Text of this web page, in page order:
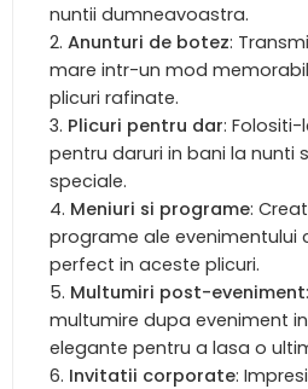
nuntii dumneavoastra.
Anunturi de botez:
mare intr-un mod
plicuri rafinate.
Plicuri pentru dar:
pentru daruri in bani la nunti
speciale.
Meniuri si programe:
programe ale evenimentului
perfect in aceste plicuri.
Multumiri post-eveniment
multumire dupa eveniment
elegante pentru a lasa o
Invitatii corporate: